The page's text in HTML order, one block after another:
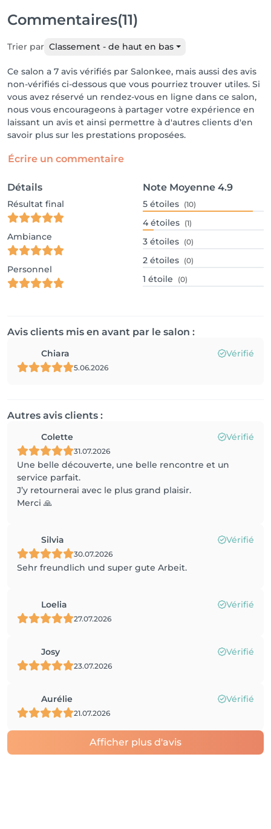
Commentaires(11)
Trier par Classement - de haut en bas
Ce salon a 7 avis vérifiés par Salonkee, mais aussi des avis
non-vérifiés ci-dessous que vous pourriez trouver utiles. Si
vous avez réservé un rendez-vous en ligne dans ce salon,
nous vous encourageons à partager votre expérience en
laissant un avis et ainsi permettre à d'autres clients d'en
savoir plus sur les prestations proposées.
Écrire un commentaire
Détails
Résultat final
Ambiance
Personnel
Note Moyenne 4.9
5 étoiles (10)
4 étoiles (1)
3 étoiles (0)
2 étoiles (0)
1 étoile (0)
Avis clients mis en avant par le salon :
Chiara Vérifié
5.06.2026
Autres avis clients :
Colette Vérifié
31.07.2026
Une belle découverte, une belle rencontre et un
service parfait.
J’y retournerai avec le plus grand plaisir.
Merci 🙏
Silvia Vérifié
30.07.2026
Sehr freundlich und super gute Arbeit.
Loelia Vérifié
27.07.2026
Josy Vérifié
23.07.2026
Aurélie Vérifié
21.07.2026
Afficher plus d'avis